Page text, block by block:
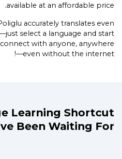
available at an affordable price.
accurately translates even
select a language and start
with anyone, anywhere
—even without the internet!
Learning Shortcut
Been Waiting For